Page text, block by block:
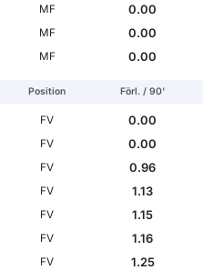
MF
0.00
MF
0.00
MF 0.00
Position Förl. / 90'
FV
0.00
FV
0.00
FV
0.96
FV
1.13
FV
1.15
FV
1.16
FV
1.25